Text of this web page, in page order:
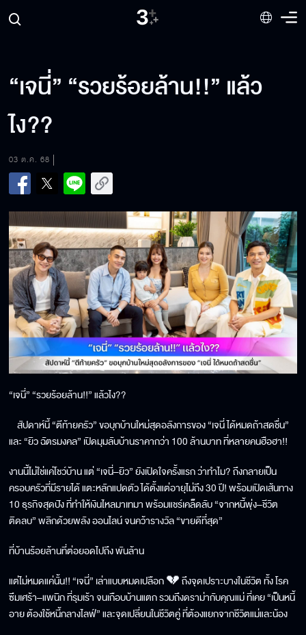
“เจนี่” “รวยร้อยล้าน!!” แล้ว
ไง??
03 ต.ค. 68
“เจนี่” “รวยร้อยล้าน!!” แล้วไง??
สัปดาห์นี้ “ตีท้ายครัว” ขอบุกบ้านใหม่สุดอลังการของ “เจนี่ ได้หมดถ้าสดชื่น”
และ “ยิว ฉัตรมงคล” เปิดมุมลับบ้านราคากว่า 100 ล้านบาท ที่หลายคนฮือฮา!!
งานนี้ไม่ใช่แค่โชว์บ้าน แต่ “เจนี่–ยิว” ยังเปิดใจครั้งแรก ว่าทำไม? ถึงกลายเป็น
ครอบครัวที่มีรายได้ แตะหลักแปดตัว ได้ตั้งแต่อายุไม่ถึง 30 ปี! พร้อมเปิดเส้นทาง
10 ธุรกิจสุดปัง ที่ทำให้เงินไหลมาเทมา พร้อมแชร์เคล็ดลับ “จากหนี้พุ่ง–ชีวิต
ติดลบ” พลิกด้วยพลัง ออนไลน์ จนคว้ารางวัล “ขายดีที่สุด”
ที่บ้านร้อยล้านที่ต่อยอดไปถึง พันล้าน
แต่ไม่หมดแค่นั้น!! “เจนี่” เล่าแบบหมดเปลือก 💔 ถึงจุดเปราะบางในชีวิต ทั้ง โรค
ซึมเศร้า–แพนิก ที่รุมเร้า จนเกือบบ้านแตก รวมถึงดราม่ากับคุณแม่ ที่เคย “เป็นหนี้
อาย ต้องใช้หนี้กลางไลฟ์” และจุดเปลี่ยนในชีวิตคู่ ที่ต้องแยกจากชีวิตแม่และน้อง